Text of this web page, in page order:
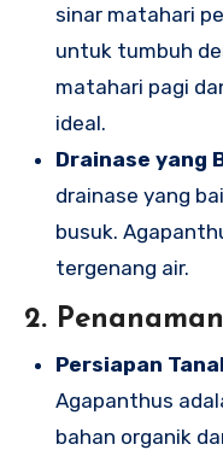
sinar matahari
untuk tumbuh
matahari pagi
ideal.
Drainase yang
drainase yang
busuk.
tergenang air.
2. Penanaman
Persiapan
Agapanthus
bahan organik